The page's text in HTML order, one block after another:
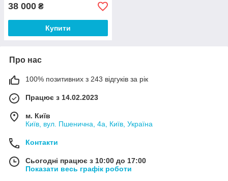
38 000 ₴
Купити
Про нас
100% позитивних з 243 відгуків за рік
Працює з 14.02.2023
м. Київ
Київ, вул. Пшенична, 4а, Київ, Україна
Контакти
Сьогодні працює з 10:00 до 17:00
Показати весь графік роботи